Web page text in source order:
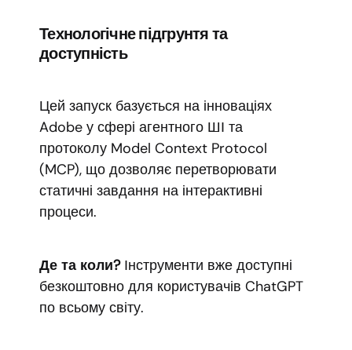
Технологічне підгрунтя та
доступність
Цей запуск базується на інноваціях
Adobe у сфері агентного ШІ та
протоколу Model Context Protocol
(MCP), що дозволяє перетворювати
статичні завдання на інтерактивні
процеси.
Де та коли?Інструменти вже доступні
безкоштовно для користувачів ChatGPT
по всьому світу.